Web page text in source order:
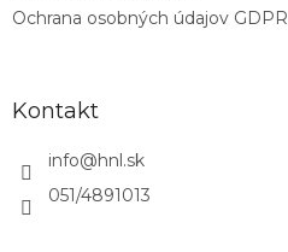
Ochrana osobných údajov GDPR
Kontakt
info@hnl.sk
051/4891013